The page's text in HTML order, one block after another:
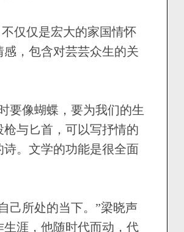
仅仅是宏大的家国情怀
，包含对芸芸众生的关
像蝴蝶，要为我们的生
与匕首，可以写抒情的
。文学的功能是很全面
所处的当下。”梁晓声
涯，他随时代而动，代